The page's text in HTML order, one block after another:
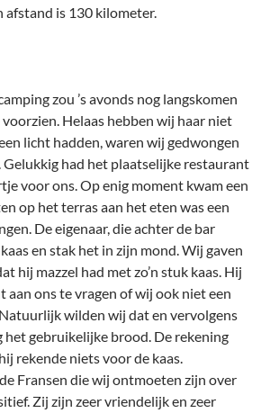
afstand is 130 kilometer.
zou ’s avonds nog langskomen
Helaas hebben wij haar niet
licht hadden, waren wij gedwongen
Gelukkig had het plaatselijke restaurant
voor ons. Op enig moment kwam een
op het terras aan het eten was een
De eigenaar, die achter de bar
en stak het in zijn mond. Wij gaven
hij mazzel had met zo’n stuk kaas. Hij
aan ons te vragen of wij ook niet een
wilden wij dat en vervolgens
het gebruikelijke brood. De rekening
rekende niets voor de kaas.
Fransen die wij ontmoeten zijn over
Zij zijn zeer vriendelijk en zeer